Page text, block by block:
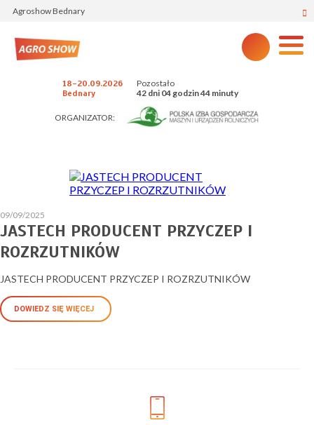
Agroshow Bednary
18-20.09.2026
Bednary
Pozostało
42 dni 04 godzin 44 minuty
ORGANIZATOR:
09/09/2025
JASTECH PRODUCENT PRZYCZEP I
ROZRZUTNIKÓW
JASTECH PRODUCENT PRZYCZEP I ROZRZUTNIKÓW
DOWIEDZ SIĘ WIĘCEJ